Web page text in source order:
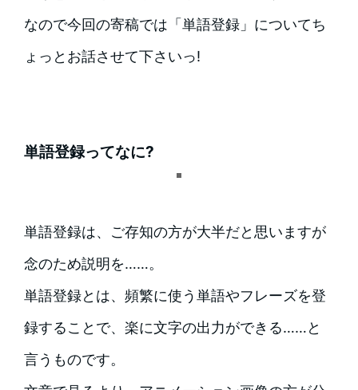
なので今回の寄稿では「単語登録」についてち
ょっとお話させて下さいっ!
単語登録ってなに?
単語登録は、ご存知の方が大半だと思いますが
念のため説明を……。
単語登録とは、頻繁に使う単語やフレーズを登
録することで、楽に文字の出力ができる……と
言うものです。